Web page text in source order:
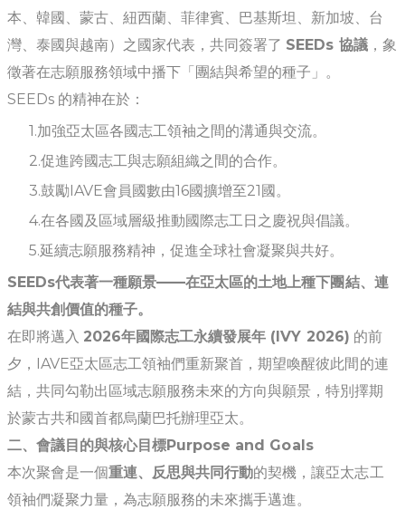
本、韓國、蒙古、紐西蘭、菲律賓、巴基斯坦、新加坡、台
灣、泰國與越南）之國家代表，共同簽署了 SEEDs 協議，象
徵著在志願服務領域中播下「團結與希望的種子」。
SEEDs 的精神在於：
加強亞太區各國志工領袖之間的溝通與交流。
促進跨國志工與志願組織之間的合作。
鼓勵IAVE會員國數由16國擴增至21國。
在各國及區域層級推動國際志工日之慶祝與倡議。
延續志願服務精神，促進全球社會凝聚與共好。
SEEDs代表著一種願景——在亞太區的土地上種下團結、連
結與共創價值的種子。
在即將邁入 2026年國際志工永續發展年 (IVY 2026) 的前
夕，IAVE亞太區志工領袖們重新聚首，期望喚醒彼此間的連
結，共同勾勒出區域志願服務未來的方向與願景，特別擇期
於蒙古共和國首都烏蘭巴托辦理亞太。
二、會議目的與核心目標Purpose and Goals
本次聚會是一個重連、反思與共同行動的契機，讓亞太志工
領袖們凝聚力量，為志願服務的未來攜手邁進。